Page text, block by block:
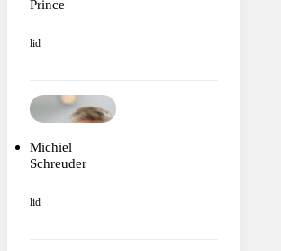
Prince
lid
Michiel
Schreuder
lid